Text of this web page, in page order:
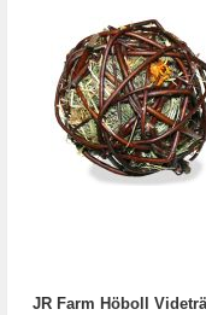
JR Farm Höboll